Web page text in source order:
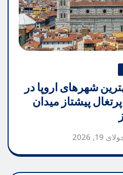
شهرهای اروپا در
و پرتغال پیشتاز میدان
19, 2026